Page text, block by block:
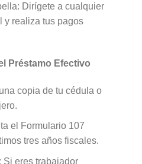
Dirígete a cualquier
y realiza tus pagos
Préstamo Efectivo
copia de tu cédula o
el Formulario 107
tres años fiscales.
Si eres trabajador